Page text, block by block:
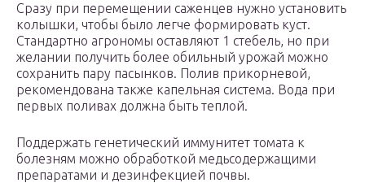
Сразу при перемещении саженцев нужно установить
колышки, чтобы было легче формировать куст.
Стандартно агрономы оставляют 1 стебель, но при
желании получить более обильный урожай можно
сохранить пару пасынков. Полив прикорневой,
рекомендована также капельная система. Вода при
первых поливах должна быть теплой.
Поддержать генетический иммунитет томата к
болезням можно обработкой медьсодержащими
препаратами и дезинфекцией почвы.